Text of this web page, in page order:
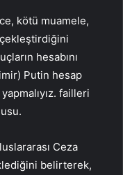
kötü muamele,
hesabını
Putin hesap
failleri
Ceza
belirterek,